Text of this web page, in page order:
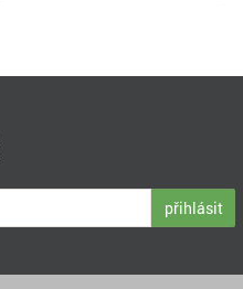
přihlásit